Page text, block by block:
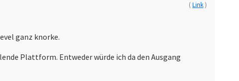
(Link)
ganz knorke.
Plattform. Entweder würde ich da den Ausgang